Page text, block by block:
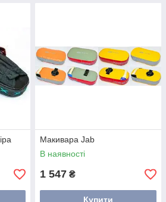
Макивара Jab
В наявності
1 547 ₴
Купити